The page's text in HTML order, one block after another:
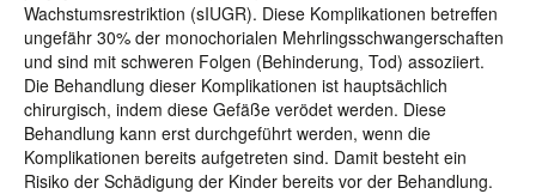
Wachstumsrestriktion (sIUGR). Diese Komplikationen betreffen
ungefähr 30% der monochorialen Mehrlingsschwangerschaften
und sind mit schweren Folgen (Behinderung, Tod) assoziiert.
Die Behandlung dieser Komplikationen ist hauptsächlich
chirurgisch, indem diese Gefäße verödet werden. Diese
Behandlung kann erst durchgeführt werden, wenn die
Komplikationen bereits aufgetreten sind. Damit besteht ein
Risiko der Schädigung der Kinder bereits vor der Behandlung.